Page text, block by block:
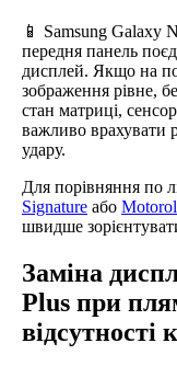
📱 Samsung Galaxy
передня панель
дисплей. Якщо на
зображення рівне,
стан матриці,
важливо врахувати
удару.
Для порівняння по
Signature або
швидше
Заміна
Plus при
відсутності